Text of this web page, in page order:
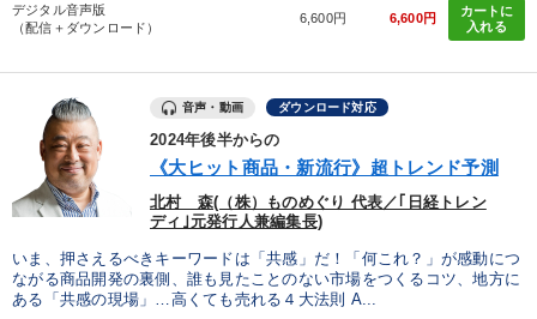
デジタル音声版
（配信＋ダウンロード）
6,600円 6,600円
カートに
入れる
音声・動画 ダウンロード対応
2024年後半からの
《大ヒット商品・新流行》超トレンド予測
北村 森(（株）ものめぐり 代表／｢日経トレン
ディ｣元発行人兼編集長)
いま、押さえるべきキーワードは「共感」だ！「何これ？」が感動につ
ながる商品開発の裏側、誰も見たことのない市場をつくるコツ、地方に
ある「共感の現場」…高くても売れる４大法則 A...